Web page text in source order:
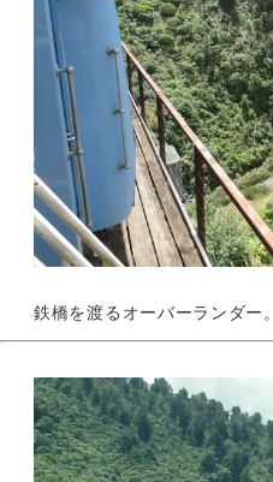
鉄橋を渡るオーバーランダー。